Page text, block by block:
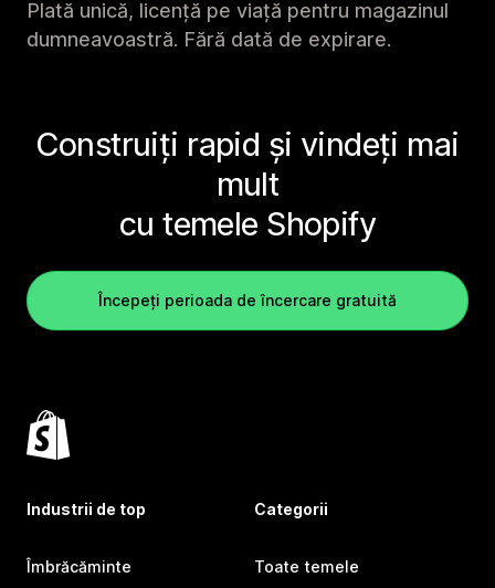
Plată unică, licență pe viață pentru magazinul
dumneavoastră. Fără dată de expirare.
Construiți rapid și vindeți mai
mult
cu temele Shopify
Începeți perioada de încercare gratuită
Industrii de top
Îmbrăcăminte
Categorii
Toate temele